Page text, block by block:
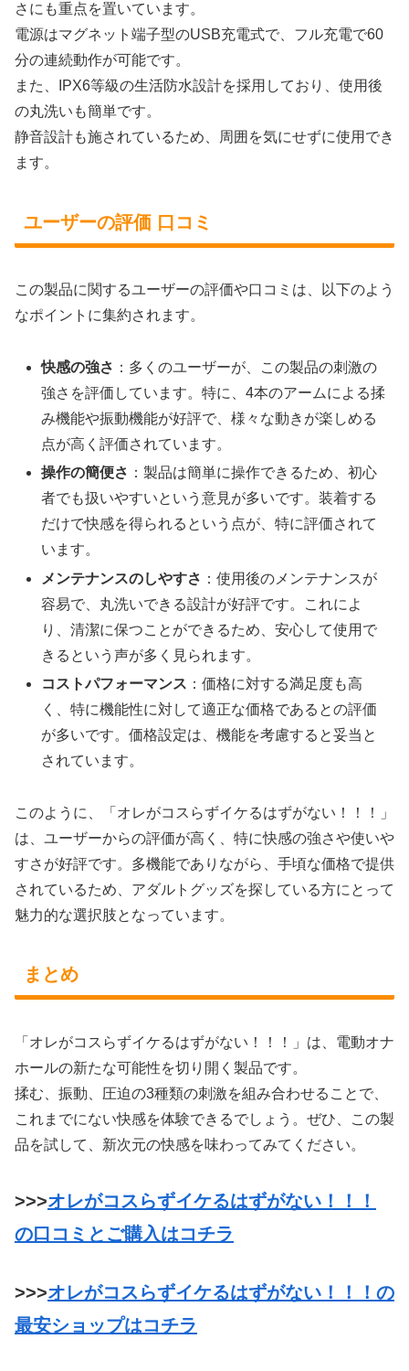
さにも重点を置いています。
電源はマグネット端子型のUSB充電式で、フル充電で60
分の連続動作が可能です。
また、IPX6等級の生活防水設計を採用しており、使用後
の丸洗いも簡単です。
静音設計も施されているため、周囲を気にせずに使用でき
ます。
ユーザーの評価 口コミ
この製品に関するユーザーの評価や口コミは、以下のよう
なポイントに集約されます。
快感の強さ ：多くのユーザーが、この製品の刺激の
強さを評価しています。特に、4本のアームによる揉
み機能や振動機能が好評で、様々な動きが楽しめる
点が高く評価されています。
操作の簡便さ ：製品は簡単に操作できるため、初心
者でも扱いやすいという意見が多いです。装着する
だけで快感を得られるという点が、特に評価されて
います。
メンテナンスのしやすさ ：使用後のメンテナンスが
容易で、丸洗いできる設計が好評です。これによ
り、清潔に保つことができるため、安心して使用で
きるという声が多く見られます。
コストパフォーマンス ：価格に対する満足度も高
く、特に機能性に対して適正な価格であるとの評価
が多いです。価格設定は、機能を考慮すると妥当と
されています。
このように、「オレがコスらずイケるはずがない！！！」
は、ユーザーからの評価が高く、特に快感の強さや使いや
すさが好評です。多機能でありながら、手頃な価格で提供
されているため、アダルトグッズを探している方にとって
魅力的な選択肢となっています。
まとめ
「オレがコスらずイケるはずがない！！！」は、電動オナ
ホールの新たな可能性を切り開く製品です。
揉む、振動、圧迫の3種類の刺激を組み合わせることで、
これまでにない快感を体験できるでしょう。ぜひ、この製
品を試して、新次元の快感を味わってみてください。
>>>オレがコスらずイケるはずがない！！！
の口コミとご購入はコチラ
>>>オレがコスらずイケるはずがない！！！の
最安ショップはコチラ